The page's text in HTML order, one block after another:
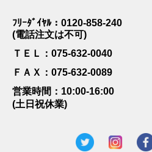
ﾌﾘｰﾀﾞｲﾔﾙ：0120-858-240
(電話注文は不可)
ＴＥＬ：075-632-0040
ＦＡＸ：075-632-0089
営業時間：10:00-16:00
(土日祝休業)